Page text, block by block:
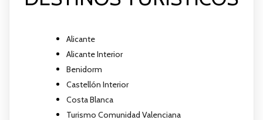
Alicante
Alicante Interior
Benidorm
Castellón Interior
Costa Blanca
Turismo Comunidad Valenciana